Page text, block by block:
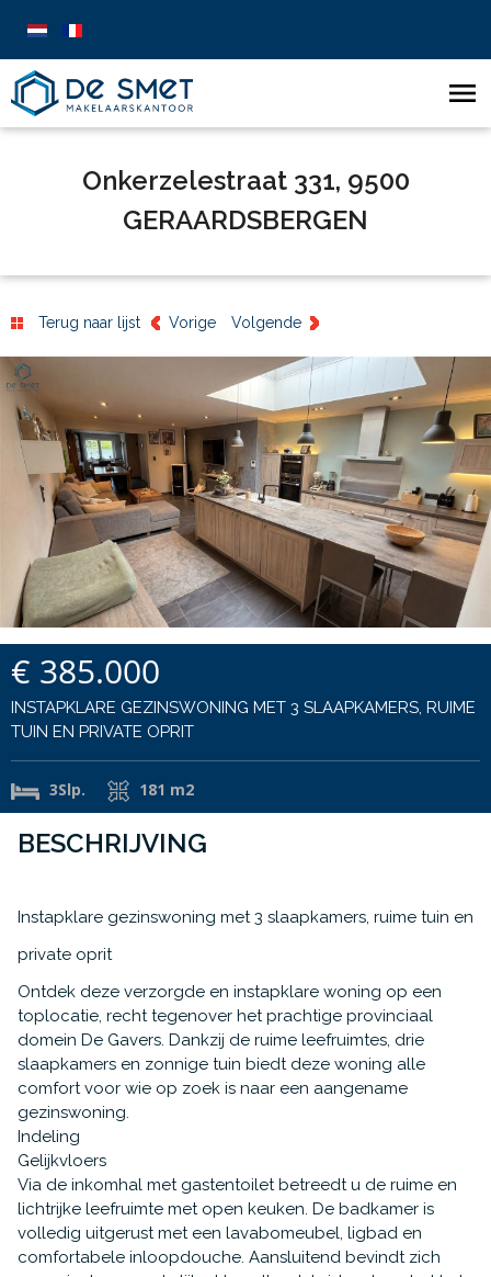
Onkerzelestraat 331, 9500
GERAARDSBERGEN
Terug naar lijst Vorige Volgende
€ 385.000
INSTAPKLARE GEZINSWONING MET 3 SLAAPKAMERS, RUIME
TUIN EN PRIVATE OPRIT
3Slp. 181 m2
BESCHRIJVING
Instapklare gezinswoning met 3 slaapkamers, ruime tuin en
private oprit
Ontdek deze verzorgde en instapklare woning op een
toplocatie, recht tegenover het prachtige provinciaal
domein De Gavers. Dankzij de ruime leefruimtes, drie
slaapkamers en zonnige tuin biedt deze woning alle
comfort voor wie op zoek is naar een aangename
gezinswoning.
Indeling
Gelijkvloers
Via de inkomhal met gastentoilet betreedt u de ruime en
lichtrijke leefruimte met open keuken. De badkamer is
volledig uitgerust met een lavabomeubel, ligbad en
comfortabele inloopdouche. Aansluitend bevindt zich